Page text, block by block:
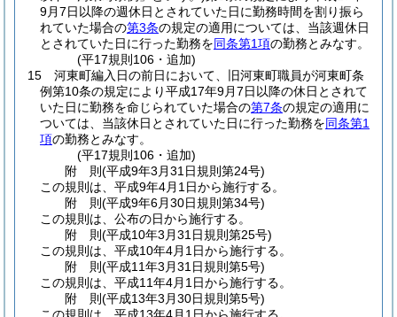
9月7日以降の週休日とされていた日に勤務時間を割り振ら
れていた場合の第3条の規定の適用については、当該週休日
とされていた日に行った勤務を同条第1項の勤務とみなす。
(平17規則106・追加)
15
河東町編入日の前日において、旧河東町職員が河東町条
例第10条の規定により平成17年9月7日以降の休日とされて
いた日に勤務を命じられていた場合の第7条の規定の適用に
ついては、当該休日とされていた日に行った勤務を同条第1
項の勤務とみなす。
(平17規則106・追加)
附 則(平成9年3月31日規則第24号)
この規則は、平成9年4月1日から施行する。
附 則(平成9年6月30日規則第34号)
この規則は、公布の日から施行する。
附 則(平成10年3月31日規則第25号)
この規則は、平成10年4月1日から施行する。
附 則(平成11年3月31日規則第5号)
この規則は、平成11年4月1日から施行する。
附 則(平成13年3月30日規則第5号)